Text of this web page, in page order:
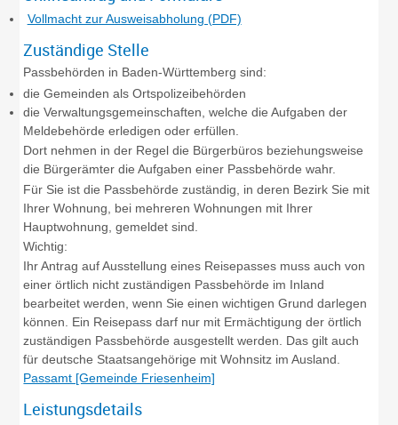
Vollmacht zur Ausweisabholung (PDF)
Zuständige Stelle
Passbehörden in Baden-Württemberg sind:
die Gemeinden als Ortspolizeibehörden
die Verwaltungsgemeinschaften, welche die Aufgaben der
Meldebehörde erledigen oder erfüllen.
Dort nehmen in der Regel die Bürgerbüros beziehungsweise
die Bürgerämter die Aufgaben einer Passbehörde wahr.
Für Sie ist die Passbehörde zuständig, in deren Bezirk Sie mit
Ihrer Wohnung, bei mehreren Wohnungen mit Ihrer
Hauptwohnung, gemeldet sind.
Wichtig:
Ihr Antrag auf Ausstellung eines Reisepasses muss auch von
einer örtlich nicht zuständigen Passbehörde im Inland
bearbeitet werden, wenn Sie einen wichtigen Grund darlegen
können. Ein Reisepass darf nur mit Ermächtigung der örtlich
zuständigen Passbehörde ausgestellt werden. Das gilt auch
für deutsche Staatsangehörige mit Wohnsitz im Ausland.
Passamt [Gemeinde Friesenheim]
Leistungsdetails